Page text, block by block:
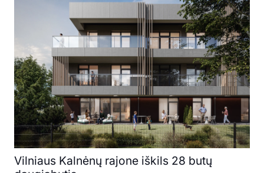
Vilniaus Kalnėnų rajone iškils 28 butų